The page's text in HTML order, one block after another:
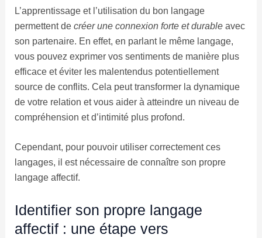
L’apprentissage et l’utilisation du bon langage
permettent de créer une connexion forte et durableavec
son partenaire. En effet, en parlant le même langage,
vous pouvez exprimer vos sentiments de manière plus
efficace et éviter les malentendus potentiellement
source de conflits. Cela peut transformer la dynamique
de votre relation et vous aider à atteindre un niveau de
compréhension et d’intimité plus profond.
Cependant, pour pouvoir utiliser correctement ces
langages, il est nécessaire de connaître son propre
langage affectif.
Identifier son propre langage
affectif : une étape vers